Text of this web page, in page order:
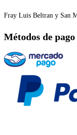
Fray Luis Beltran y San
Métodos de pago